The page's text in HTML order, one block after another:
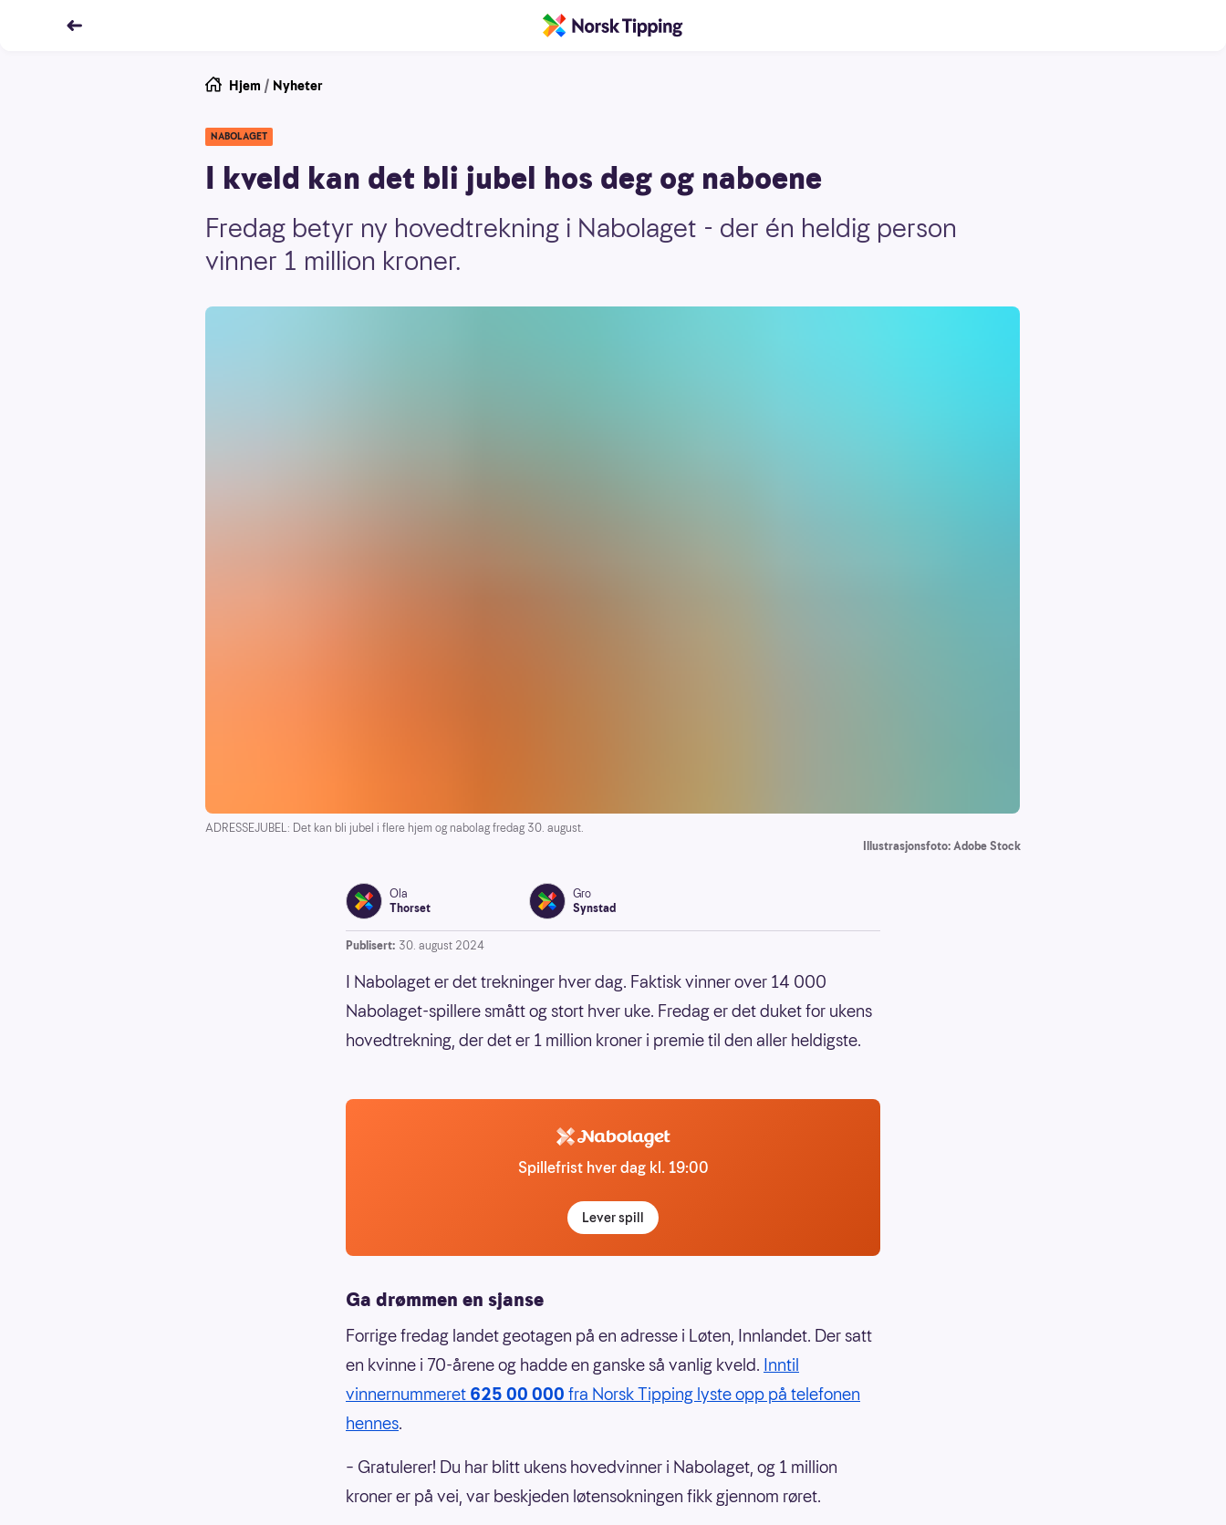
Hjem / Nyheter
NABOLAGET
I kveld kan det bli jubel hos deg og naboene
Fredag betyr ny hovedtrekning i Nabolaget - der én heldig person
vinner 1 million kroner.
ADRESSEJUBEL: Det kan bli jubel i flere hjem og nabolag fredag 30. august.
Illustrasjonsfoto: Adobe Stock
Ola
Thorset
Gro
Synstad
Publisert: 30. august 2024
I Nabolaget er det trekninger hver dag. Faktisk vinner over 14 000
Nabolaget-spillere smått og stort hver uke. Fredag er det duket for ukens
hovedtrekning, der det er 1 million kroner i premie til den aller heldigste.
Spillefrist hver dag kl. 19:00
Lever spill
Ga drømmen en sjanse
Forrige fredag landet geotagen på en adresse i Løten, Innlandet. Der satt
en kvinne i 70-årene og hadde en ganske så vanlig kveld. Inntil
vinnernummeret 625 00 000 fra Norsk Tipping lyste opp på telefonen
hennes.
– Gratulerer! Du har blitt ukens hovedvinner i Nabolaget, og 1 million
kroner er på vei, var beskjeden løtensokningen fikk gjennom røret.